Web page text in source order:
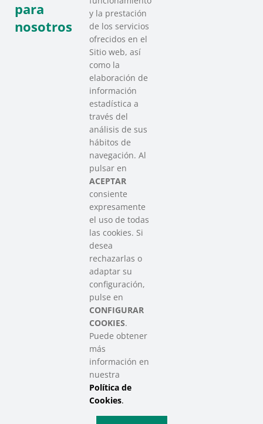
SAREEN SAREA
Asociación que agrupa a las redes
del Tercer Sector Social en Euskadi
Contacto
info@sareensarea.eu
Iparraguirre, 9 lonja – 48009 Bilbao
946 569 230
Colabora
SAREEN SAREA Euskadiko Hirugarren Sektore Soziala – Tercer
Sector Social de Euskadi
Política de Privacidad|Política de Cookies
para
nosotros
y la prestación
de los servicios
ofrecidos en el
Sitio web, así
como la
elaboración de
información
estadística a
través del
análisis de sus
hábitos de
navegación. Al
pulsar en
ACEPTAR
consiente
expresamente
el uso de todas
las cookies. Si
desea
rechazarlas o
adaptar su
configuración,
pulse en
CONFIGURAR
COOKIES.
Puede obtener
más
información en
nuestra
Política de
Cookies.